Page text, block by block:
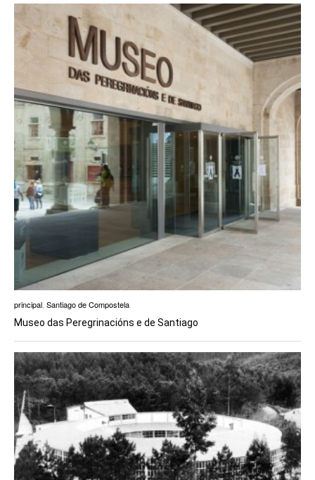
principal, Santiago de Compostela
Museo das Peregrinacións e de Santiago